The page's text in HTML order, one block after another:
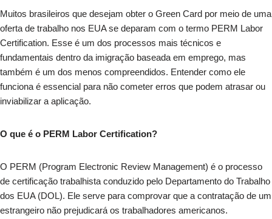
Muitos brasileiros que desejam obter o Green Card por meio de uma
oferta de trabalho nos EUA se deparam com o termo PERM Labor
Certification. Esse é um dos processos mais técnicos e
fundamentais dentro da imigração baseada em emprego, mas
também é um dos menos compreendidos. Entender como ele
funciona é essencial para não cometer erros que podem atrasar ou
inviabilizar a aplicação.
O que é o PERM Labor Certification?
O PERM (Program Electronic Review Management) é o processo
de certificação trabalhista conduzido pelo Departamento do Trabalho
dos EUA (DOL). Ele serve para comprovar que a contratação de um
estrangeiro não prejudicará os trabalhadores americanos.